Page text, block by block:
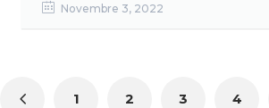
Novembre 3, 2022
1 2 3 4